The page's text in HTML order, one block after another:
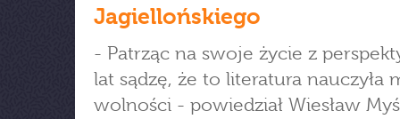
Jagiellońskiego
- Patrząc na swoje życie z
lat sądzę, że to literatura nauczyła
wolności - powiedział Wiesław